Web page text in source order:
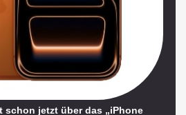
schon jetzt über das „iPhone